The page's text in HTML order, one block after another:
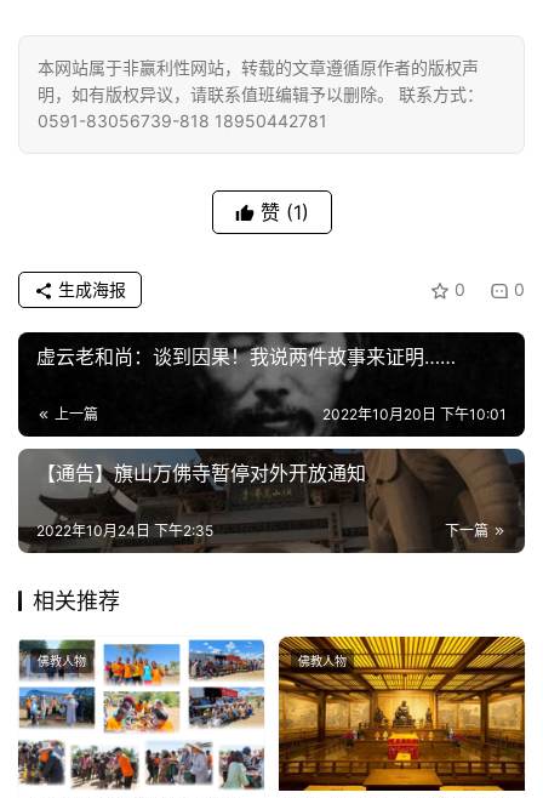
本网站属于非赢利性网站，转载的文章遵循原作者的版权声
明，如有版权异议，请联系值班编辑予以删除。 联系方式：
0591-83056739-818 18950442781
赞 (1)
0 0
生成海报
虚云老和尚：谈到因果！我说两件故事来证明……
上一篇 2022年10月20日 下午10:01
【通告】旗山万佛寺暂停对外开放通知
下一篇
2022年10月24日 下午2:35
相关推荐
佛教人物 佛教人物